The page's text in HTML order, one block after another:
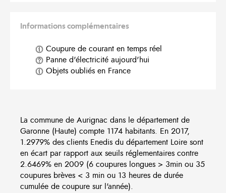
Informations complémentaires
Coupure de courant en temps réel
Panne d'électricité aujourd'hui
Objets oubliés en France
La commune de Aurignac dans le département de
Garonne (Haute) compte 1174 habitants. En 2017,
1.2979% des clients Enedis du département Loire sont
en écart par rapport aux seuils réglementaires contre
2.6469% en 2009 (6 coupures longues > 3min ou 35
coupures brèves < 3 min ou 13 heures de durée
cumulée de coupure sur l'année).